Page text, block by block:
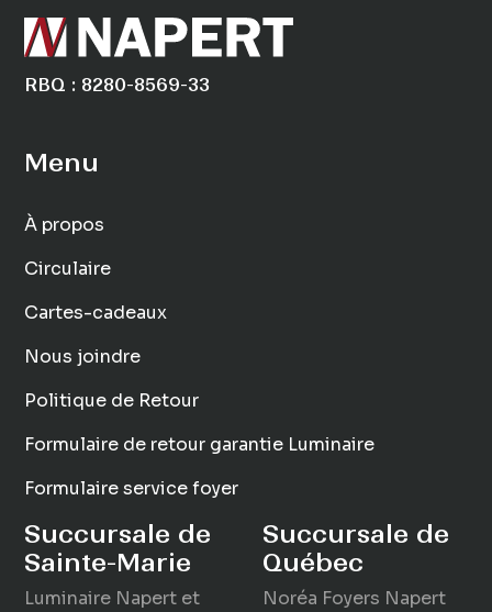
RBQ : 8280-8569-33
Menu
À propos
Circulaire
Cartes-cadeaux
Nous joindre
Politique de Retour
Formulaire de retour garantie Luminaire
Formulaire service foyer
Succursale de
Sainte-Marie
Luminaire Napert et
Succursale de
Québec
Noréa Foyers Napert